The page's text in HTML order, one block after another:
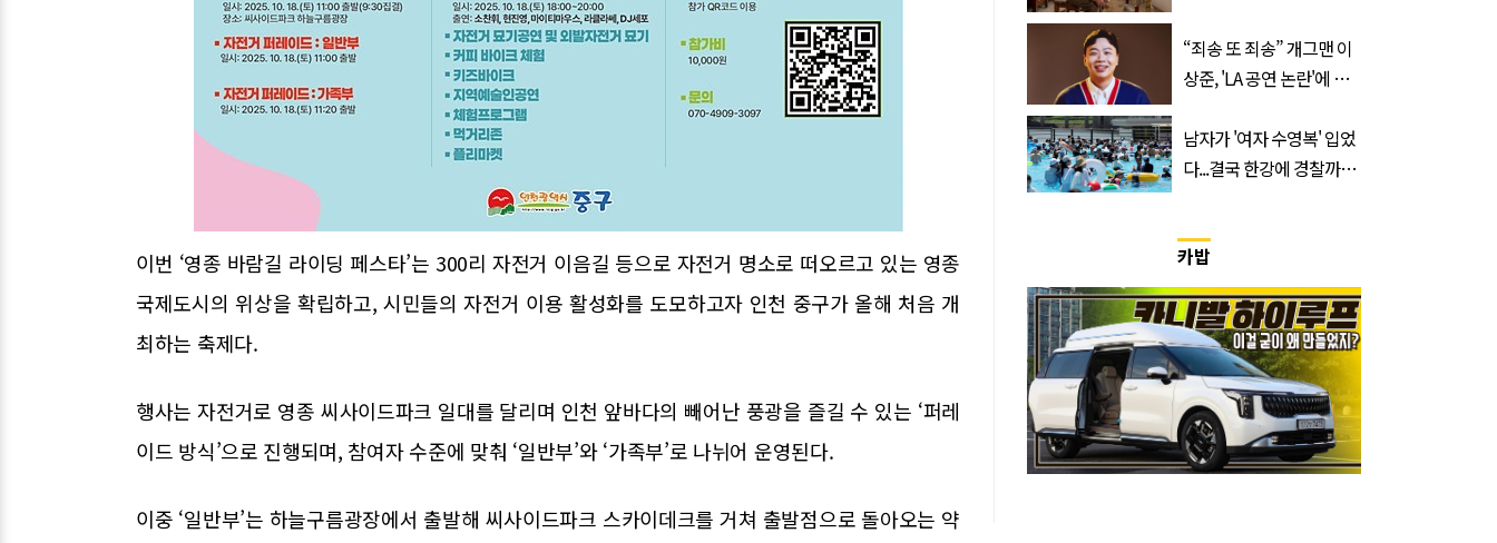
이번 ‘영종 바람길 라이딩 페스타’는 300리 자전거 이음길 등으로 자전거 명소로 떠오르고 있는 영종
국제도시의 위상을 확립하고, 시민들의 자전거 이용 활성화를 도모하고자 인천 중구가 올해 처음 개
최하는 축제다.
행사는 자전거로 영종 씨사이드파크 일대를 달리며 인천 앞바다의 빼어난 풍광을 즐길 수 있는 ‘퍼레
이드 방식’으로 진행되며, 참여자 수준에 맞춰 ‘일반부’와 ‘가족부’로 나뉘어 운영된다.
이중 ‘일반부’는 하늘구름광장에서 출발해 씨사이드파크 스카이데크를 거쳐 출발점으로 돌아오는 약
“죄송 또 죄송” 개그맨 이
상준, 'LA 공연 논란'에 고
남자가 '여자 수영복' 입었
다...결국 한강에 경찰까지
카밥